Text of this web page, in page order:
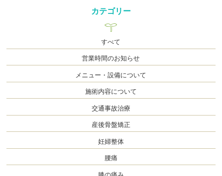
カテゴリー
すべて
営業時間のお知らせ
メニュー・設備について
施術内容について
交通事故治療
産後骨盤矯正
妊婦整体
腰痛